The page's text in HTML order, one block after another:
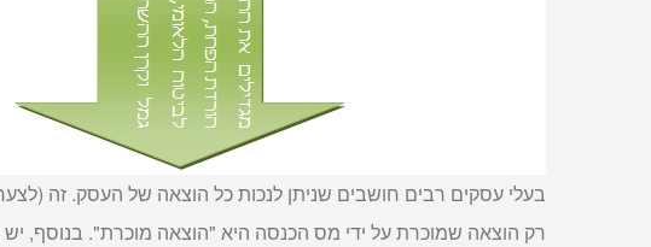
בעלי עסקים רבים חושבים שניתן לנכות כל הוצאה של העסק. זה
רק הוצאה שמוכרת על ידי מס הכנסה היא "הוצאה מוכרת". בנוסף, יש